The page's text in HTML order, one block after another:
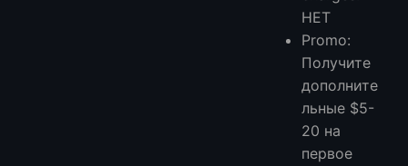
НЕТ
Promo:
Получите
дополните
льные $5-
20 на
первое